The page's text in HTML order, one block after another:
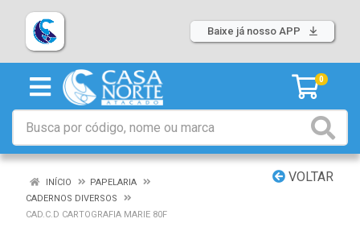
Baixe já nosso APP
0
VOLTAR
INÍCIO
PAPELARIA
CADERNOS DIVERSOS
CAD.C.D CARTOGRAFIA MARIE 80F